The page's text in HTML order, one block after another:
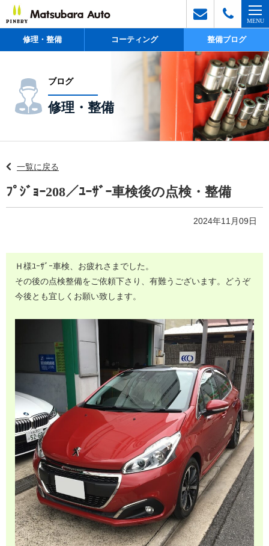
修理・整備 コーティング 整備ブログ
ブログ
修理・整備
一覧に戻る
ﾌﾟｼﾞｮｰ208／ﾕｰｻﾞｰ車検後の点検・整備
2024年11月09日
Ｈ様ﾕｰｻﾞｰ車検、お疲れさまでした。
その後の点検整備をご依頼下さり、有難うございます。どうぞ
今後とも宜しくお願い致します。